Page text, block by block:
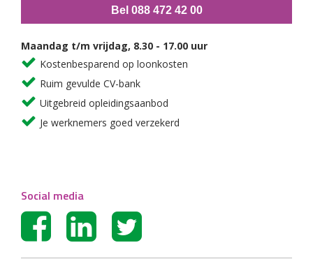
Bel 088 472 42 00
Maandag t/m vrijdag, 8.30 - 17.00 uur
Kostenbesparend op loonkosten
Ruim gevulde CV-bank
Uitgebreid opleidingsaanbod
Je werknemers goed verzekerd
Social media